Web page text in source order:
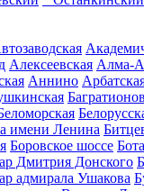
Алексеевская Алма-
Аннино
имени Ленина
Боровское шоссе
Дмитрия Донского
адмирала Ушакова